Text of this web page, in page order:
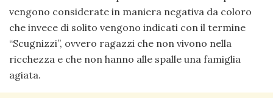
vengono considerate in maniera negativa da coloro
che invece di solito vengono indicati con il termine
“Scugnizzi”, ovvero ragazzi che non vivono nella
ricchezza e che non hanno alle spalle una famiglia
agiata.